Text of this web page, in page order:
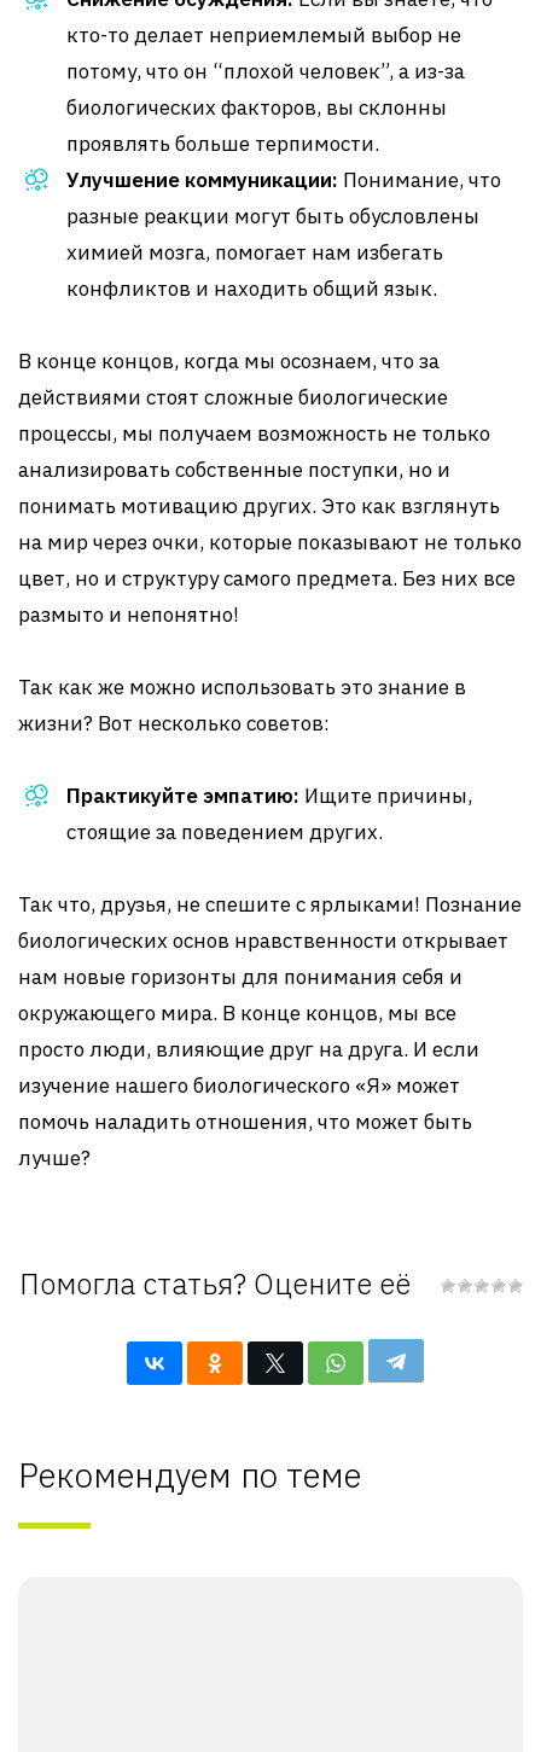
кто-то делает неприемлемый выбор не
потому, что он “плохой человек”, а из-за
биологических факторов, вы склонны
проявлять больше терпимости.
Улучшение коммуникации: Понимание, что
разные реакции могут быть обусловлены
химией мозга, помогает нам избегать
конфликтов и находить общий язык.
В конце концов, когда мы осознаем, что за
действиями стоят сложные биологические
процессы, мы получаем возможность не только
анализировать собственные поступки, но и
понимать мотивацию других. Это как взглянуть
на мир через очки, которые показывают не только
цвет, но и структуру самого предмета. Без них все
размыто и непонятно!
Так как же можно использовать это знание в
жизни? Вот несколько советов:
Практикуйте эмпатию: Ищите причины,
стоящие за поведением других.
Так что, друзья, не спешите с ярлыками! Познание
биологических основ нравственности открывает
нам новые горизонты для понимания себя и
окружающего мира. В конце концов, мы все
просто люди, влияющие друг на друга. И если
изучение нашего биологического «Я» может
помочь наладить отношения, что может быть
лучше?
Помогла статья? Оцените её
Рекомендуем по теме